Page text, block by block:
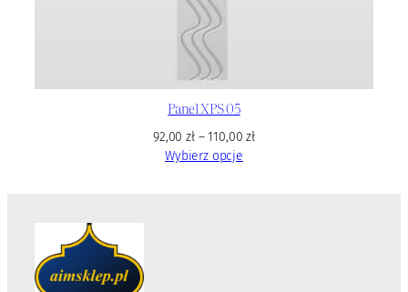
Panel XPS 05
92,00zł– 110,00zł
Wybierz opcje